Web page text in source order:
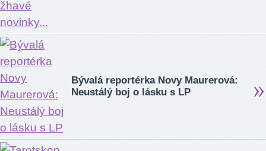
Bývalá reportérka Novy Maurerová:
Neustálý boj o lásku s LP